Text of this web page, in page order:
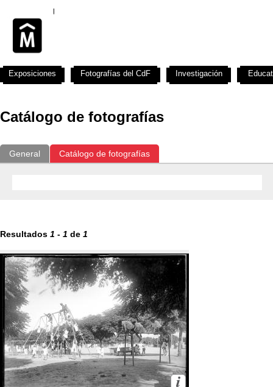
Catálogo de fotografías
General Catálogo de fotografías
Resultados 1 - 1 de 1
Exposiciones Fotografías del CdF Investigación